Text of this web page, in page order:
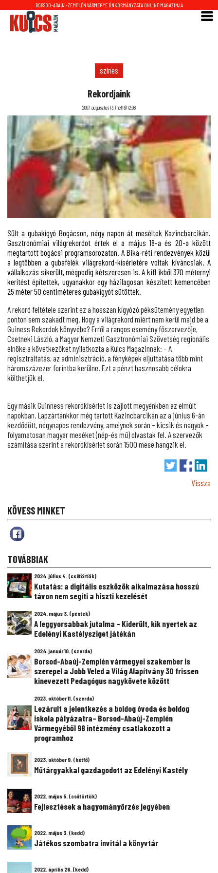
BORSOD-ABAÚJ-ZEMPLÉN VÁRMEGYE ÖNKORMÁNYZATA ONLINE MAGAZINJA
színes
Rekordjaink
2007. augusztus 13. (hétfő) 12:06
Sült a gubakígyó Bogácson, négy napon át meséltek Kazincbarcikán.
Gasztronómiai világrekordot értek el a május 18-a és 20-a között
megtartott bogácsi programsorozaton. A Bika-réti rendezvények közül
a legtöbben a gubafélék világrekord-kísérletére voltak kíváncsiak. A
vállalkozás sikerült, mégpedig kétszeresen is. A kifl ikből 370 méternyi
kerítést építettek, ugyanakkor egy házilagosan készített kemencében
25 méter 50 centiméteres gubakígyót sütöttek.
A rekord feltétele szerint ez a hosszan kígyózó péksütemény egyetlen
ponton sem szakadt meg. Hogy a világrekord miért nem kerül majd be a
Guiness Rekordok könyvébe? Erről a rangos esemény főszervezője,
Csetneki László, a Magyar Nemzeti Gasztronómiai Szövetség regionális
elnöke a következőket nyilatkozta a Kulcs Magazinnak: – A
regisztráltatás, az adminisztráció, a fényképek eljuttatása több mint
háromszázezer forintba kerülne. Ezt a pénzt hasznosabb célokra
költhetjük el.
Egy másik Guinness rekordkísérlet is zajlott megyénkben az elmúlt
napokban. Lapzártánkkor még tartott Kazincbarcikán az a június 6-án
kezdődött, négynapos rendezvény, amelynek során – kicsik és nagyok –
folyamatosan magyar meséket (nép-és mű) olvastak fel. A szervezők
számítása szerint a rekordkísérlet során 1500 mese hangzik el.
Vissza
KÖVESS MINKET
TOVÁBBIAK
2024. július 4. (csütörtök)
Kutatás: a digitális eszközök alkalmazása hosszú
távon nem segíti a hiszti kezelését
2024. május 3. (péntek)
A leggyorsabbak jutalma – Kiderült, kik nyertek az
Edelényi Kastélysziget játékán
2024. január 10. (szerda)
Borsod-Abaúj-Zemplén vármegyei szakember is
szerepel a Jobb Veled a Világ Alapítvány 30 frissen
kinevezett Pedagógus nagykövete között
2023. október 11. (szerda)
Lezárult a jelentkezés a boldog óvoda és boldog
iskola pályázatra– Borsod-Abaúj-Zemplén
Vármegyéből 98 intézmény csatlakozott a
programhoz
2023. október 9. (hétfő)
Műtárgyakkal gazdagodott az Edelényi Kastély
2022. május 5. (csütörtök)
Fejlesztések a hagyományőrzés jegyében
2022. május 3. (kedd)
Játékos szombatra invitál a könyvtár
2022. április 26. (kedd)